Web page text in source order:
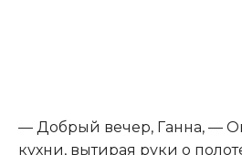
— Добрый вечер, Ганна, —
кухни, вытирая руки о